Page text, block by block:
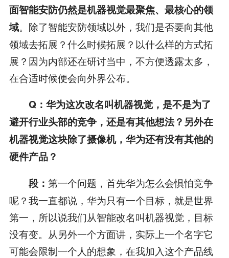
面智能安防仍然是机器视觉最聚焦、最核心的领
域。除了智能安防领域以外，我们是否要向其他
领域去拓展？什么时候拓展？以什么样的方式拓
展？因为内部还在研讨当中，不方便透露太多，
在合适时候便会向外界公布。
Q：华为这次改名叫机器视觉，是不是为了
避开行业头部的竞争，还是有其他想法？另外在
机器视觉这块除了摄像机，华为还有没有其他的
硬件产品？
段： 第一个问题，首先华为怎么会惧怕竞争
呢？我一直都说，华为只有一个目标，就是世界
第一，所以说我们从智能改名叫机器视觉，目标
没有变。从另外一个方面讲，实际上一个名字它
可能会限制一个人的想象，在我加入这个产品线